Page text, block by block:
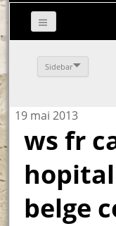
Sidebar
19 mai 2013
ws fr
belge